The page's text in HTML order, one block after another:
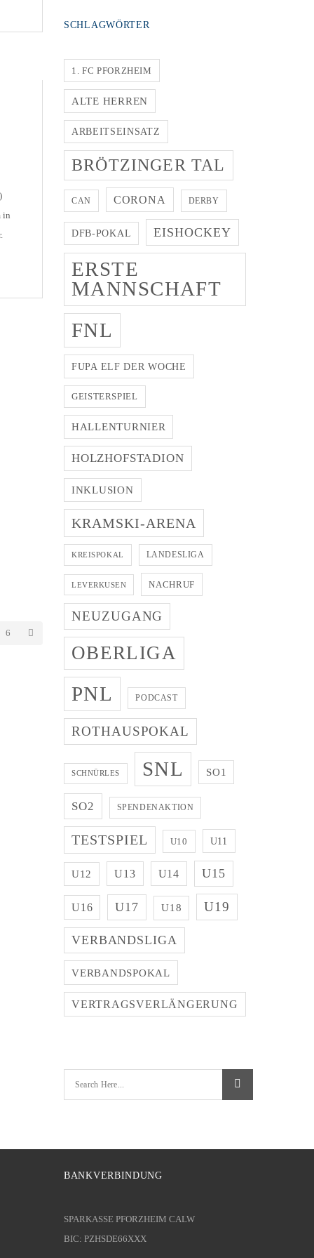
in
6
SCHLAGWÖRTER
1. FC PFORZHEIM
ALTE HERREN
ARBEITSEINSATZ
BRÖTZINGER TAL
CAN CORONA DERBY
DFB-POKAL EISHOCKEY
ERSTE
MANNSCHAFT
FNL
FUPA ELF DER WOCHE
GEISTERSPIEL
HALLENTURNIER
HOLZHOFSTADION
INKLUSION
KRAMSKI-ARENA
KREISPOKAL LANDESLIGA
LEVERKUSEN NACHRUF
NEUZUGANG
OBERLIGA
PNL PODCAST
ROTHAUSPOKAL
SCHNÜRLES SNL SO1
SO2 SPENDENAKTION
TESTSPIEL U10 U11
U12 U13 U14 U15
U16 U17 U18 U19
VERBANDSLIGA
VERBANDSPOKAL
VERTRAGSVERLÄNGERUNG
BANKVERBINDUNG
SPARKASSE PFORZHEIM CALW
BIC: PZHSDE66XXX